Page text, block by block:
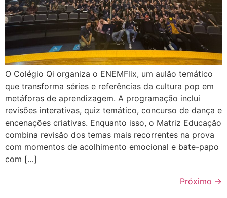
O Colégio Qi organiza o ENEMFlix, um aulão temático
que transforma séries e referências da cultura pop em
metáforas de aprendizagem. A programação inclui
revisões interativas, quiz temático, concurso de dança e
encenações criativas. Enquanto isso, o Matriz Educação
combina revisão dos temas mais recorrentes na prova
com momentos de acolhimento emocional e bate-papo
com […]
Próximo →